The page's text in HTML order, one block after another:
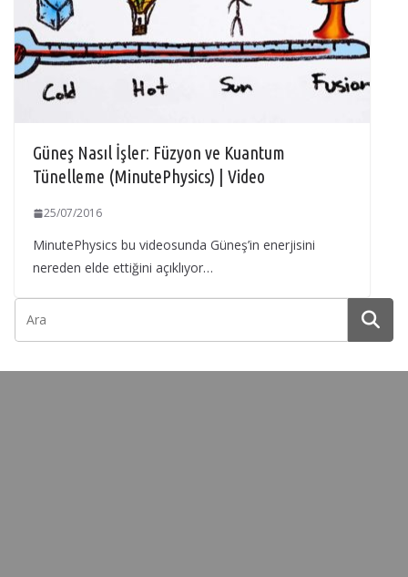
Güneş Nasıl İşler: Füzyon ve Kuantum
Tünelleme (MinutePhysics) | Video
25/07/2016
MinutePhysics bu videosunda Güneş’in enerjisini
nereden elde ettiğini açıklıyor…